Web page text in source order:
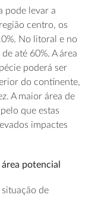
pode levar a
centro, os
No litoral e no
até 60%. A área
poderá ser
do continente,
A maior área de
que estas
impactes
potencial
de